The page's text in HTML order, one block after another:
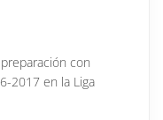
con
2017 en la Liga